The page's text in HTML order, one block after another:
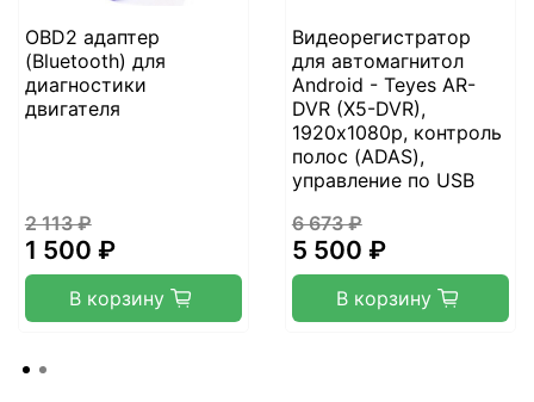
OBD2 адаптер
(Bluetooth) для
диагностики
двигателя
2 113 ₽
1 500 ₽
В корзину
Видеорегистратор
для автомагнитол
Android - Teyes AR-
DVR (X5-DVR),
1920х1080p, контроль
полос (ADAS),
управление по USB
6 673 ₽
5 500 ₽
В корзину